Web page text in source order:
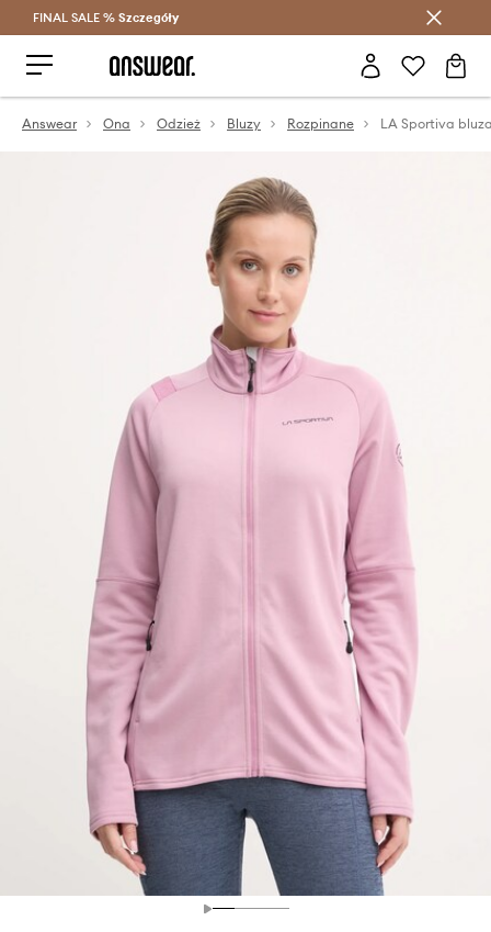
Oszczędzaj z Answear Club >
FINAL SALE % Szczegóły
Answear Ona Odzież Bluzy Rozpinane